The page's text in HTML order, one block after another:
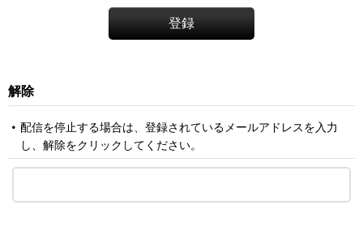
登録
解除
配信を停止する場合は、登録されているメールアドレスを入力
し、解除をクリックしてください。